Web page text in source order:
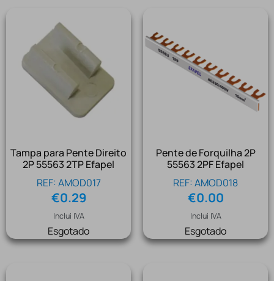
Tampa para Pente Direito
2P 55563 2TP Efapel
REF: AMOD017
€0.29
Inclui IVA
Esgotado
Pente de Forquilha 2P
55563 2PF Efapel
REF: AMOD018
€0.00
Inclui IVA
Esgotado